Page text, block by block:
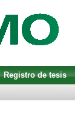
Registro de tesis